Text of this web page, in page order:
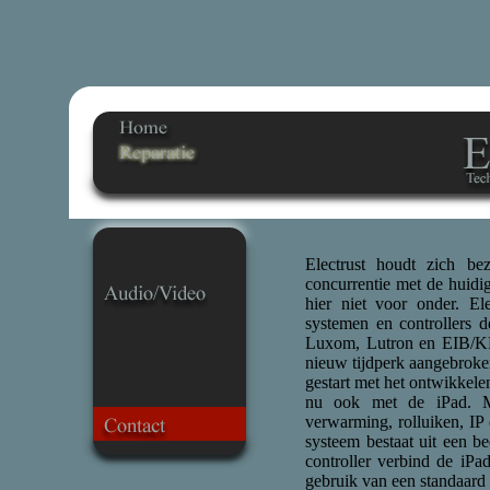
Electrust houdt zich
concurrentie met de
hier niet voor onder.
systemen en controllers
Luxom, Lutron en EIB/
nieuw tijdperk
gestart met het
nu ook met de iPad.
verwarming, rolluiken, IP
systeem bestaat uit een
controller verbind de
gebruik van een